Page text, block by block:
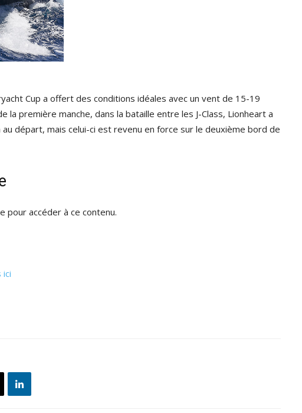
Cup a offert des conditions idéales avec un vent de 15-19
la première manche, dans la bataille entre les J-Class, Lionheart a
au départ, mais celui-ci est revenu en force sur le deuxième bord de
pour accéder à ce contenu.
ici